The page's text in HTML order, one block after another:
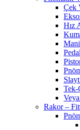
Çek
Hız
Rakor –